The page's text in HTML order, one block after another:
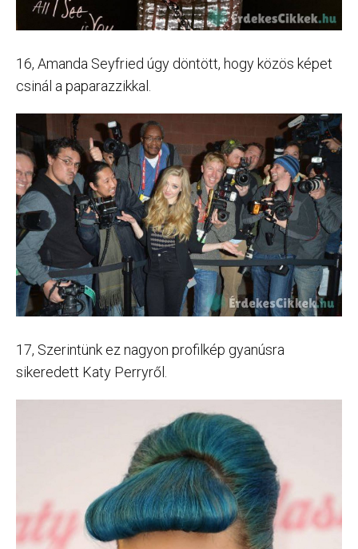
16, Amanda Seyfried úgy döntött, hogy közös képet
csinál a paparazzikkal.
17, Szerintünk ez nagyon profilkép gyanúsra
sikeredett Katy Perryről.